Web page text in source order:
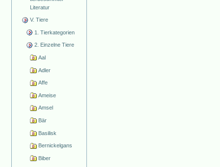
Literatur
V. Tiere
1. Tierkategorien
2. Einzelne Tiere
Aal
Adler
Affe
Ameise
Amsel
Bär
Basilisk
Bernickelgans
Biber